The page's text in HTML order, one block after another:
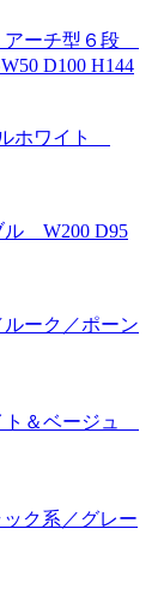
ーチ型６段
D100 H144
ホワイト
ル W200 D95
ーク／ポーン
＆ベージュ
ク系／グレー